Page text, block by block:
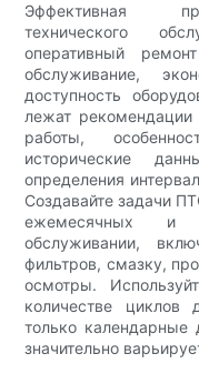
Эффективная
технического
оперативный
обслуживание,
доступность
лежат
работы,
исторические
определения
Создавайте задачи
ежемесячных и
обслуживании,
фильтров, смазку,
осмотры.
количестве циклов
только календарные
значительно